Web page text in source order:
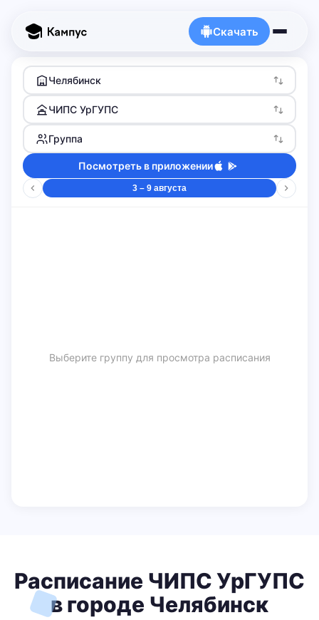
Скачать
Челябинск
ЧИПС УрГУПС
Группа
Посмотреть в приложении
3 – 9 августа
Выберите группу для просмотра расписания
Расписание ЧИПС УрГУПС
в городе Челябинск